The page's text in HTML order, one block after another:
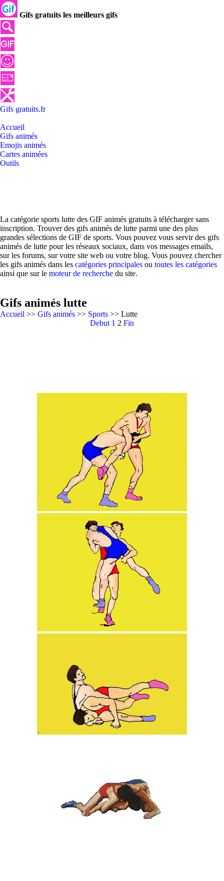
Gifs gratuits les meilleurs gifs
Gifs gratuits.fr
Accueil
Gifs animés
Emojis animés
Cartes animées
Outils
La catégorie sports lutte des GIF animés gratuits à télécharger sans
inscription. Trouver des gifs animés de lutte parmi une des plus
grandes sélections de GIF de sports. Vous pouvez vous servir des gifs
animés de lutte pour les réseaux sociaux, dans vos messages emails,
sur les forums, sur votre site web ou votre blog. Vous pouvez chercher
les gifs animés dans les catégories principales ou toutes les catégories
ainsi que sur le moteur de recherche du site.
Gifs animés lutte
Accueil >> Gifs animés >> Sports >> Lutte
Debut 1 2 Fin